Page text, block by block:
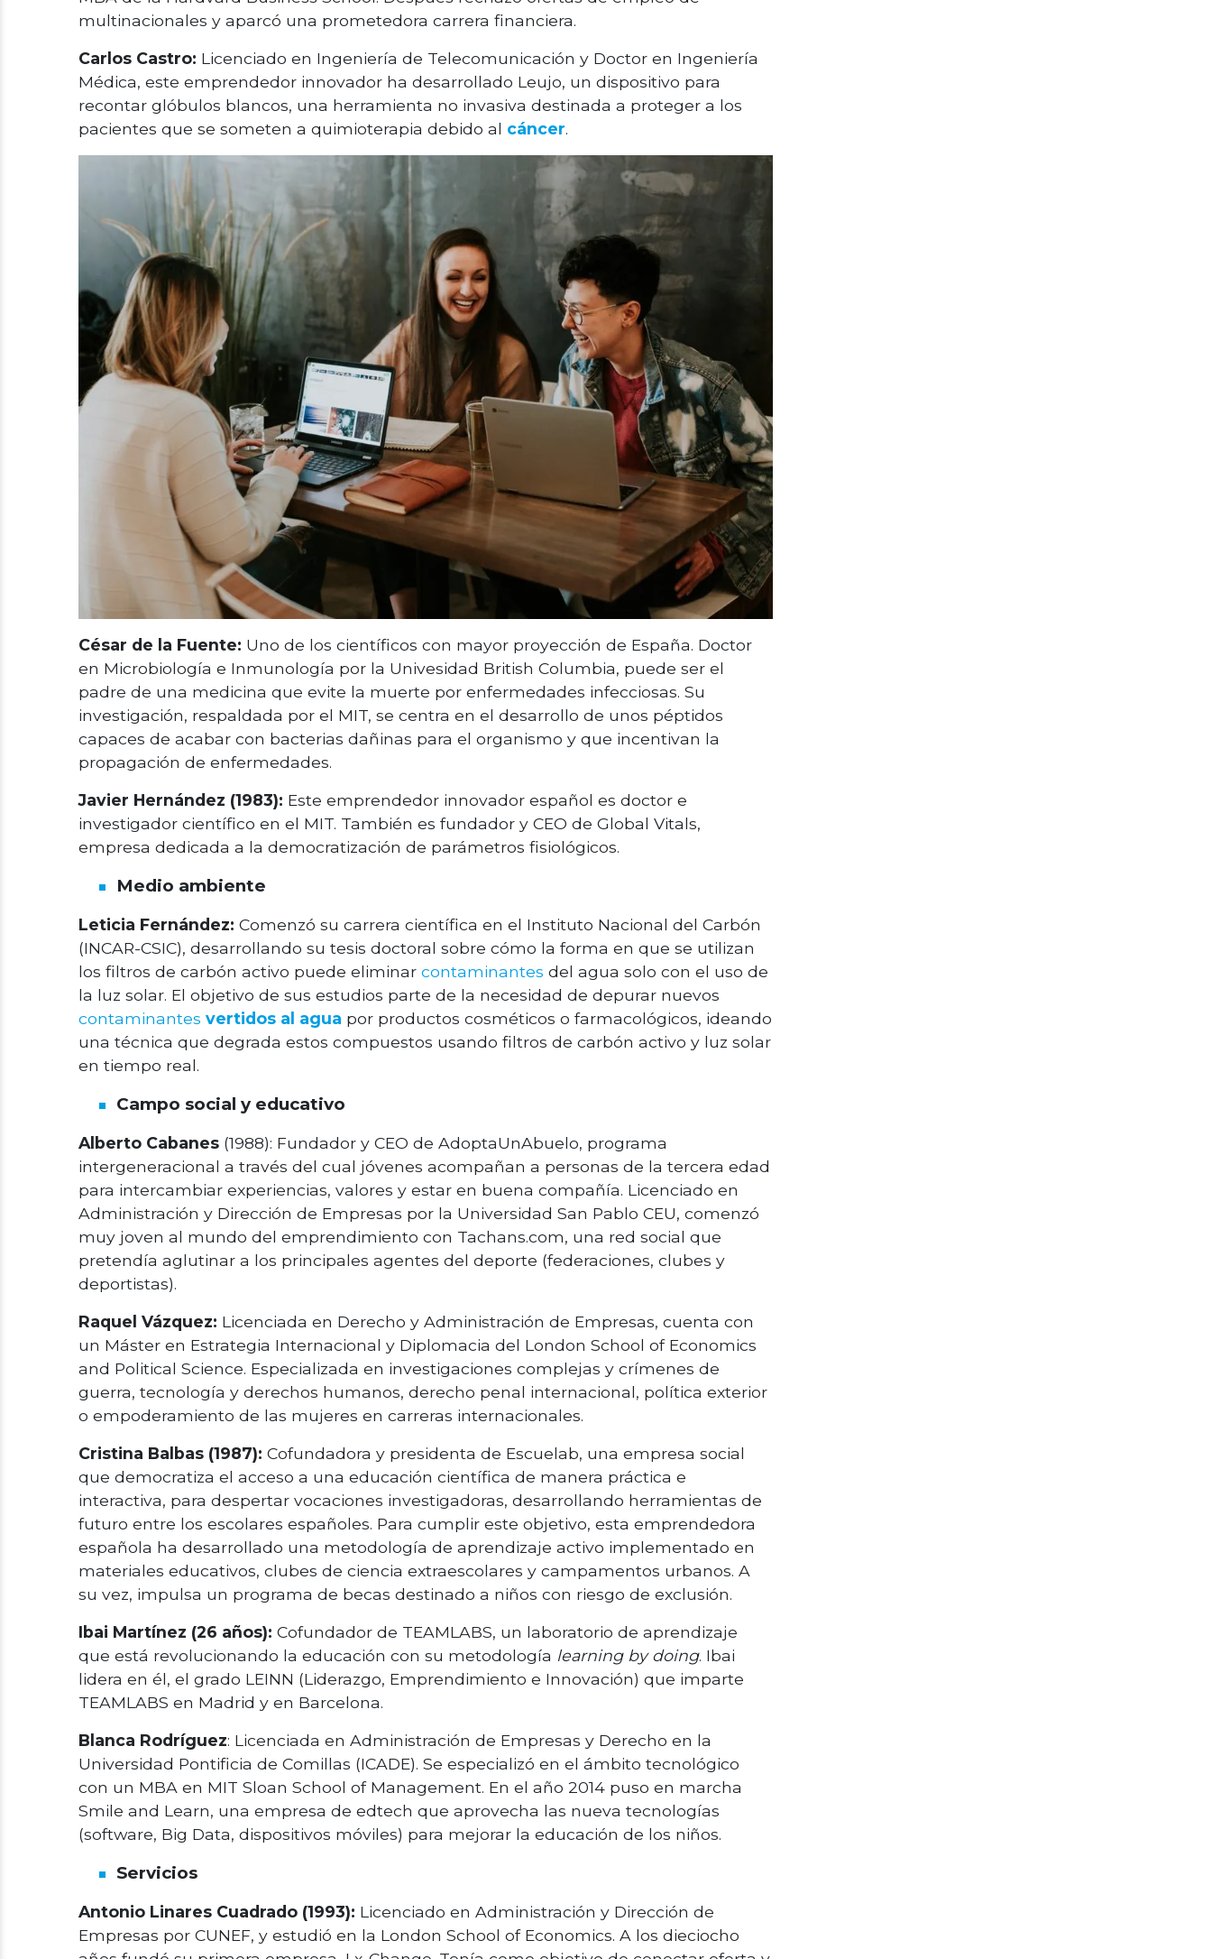
multinacionales y aparcó una prometedora carrera financiera.
Carlos Castro: Licenciado en Ingeniería de Telecomunicación y Doctor en Ingeniería
Médica, este emprendedor innovador ha desarrollado Leujo, un dispositivo para
recontar glóbulos blancos, una herramienta no invasiva destinada a proteger a los
pacientes que se someten a quimioterapia debido al cáncer.
César de la Fuente: Uno de los científicos con mayor proyección de España. Doctor
en Microbiología e Inmunología por la Univesidad British Columbia, puede ser el
padre de una medicina que evite la muerte por enfermedades infecciosas. Su
investigación, respaldada por el MIT, se centra en el desarrollo de unos péptidos
capaces de acabar con bacterias dañinas para el organismo y que incentivan la
propagación de enfermedades.
Javier Hernández (1983): Este emprendedor innovador español es doctor e
investigador científico en el MIT. También es fundador y CEO de Global Vitals,
empresa dedicada a la democratización de parámetros fisiológicos.
Medio ambiente
Leticia Fernández: Comenzó su carrera científica en el Instituto Nacional del Carbón
(INCAR-CSIC), desarrollando su tesis doctoral sobre cómo la forma en que se utilizan
los filtros de carbón activo puede eliminar contaminantes del agua solo con el uso de
la luz solar. El objetivo de sus estudios parte de la necesidad de depurar nuevos
contaminantes vertidos al agua por productos cosméticos o farmacológicos, ideando
una técnica que degrada estos compuestos usando filtros de carbón activo y luz solar
en tiempo real.
Campo social y educativo
Alberto Cabanes (1988): Fundador y CEO de AdoptaUnAbuelo, programa
intergeneracional a través del cual jóvenes acompañan a personas de la tercera edad
para intercambiar experiencias, valores y estar en buena compañía. Licenciado en
Administración y Dirección de Empresas por la Universidad San Pablo CEU, comenzó
muy joven al mundo del emprendimiento con Tachans.com, una red social que
pretendía aglutinar a los principales agentes del deporte (federaciones, clubes y
deportistas).
Raquel Vázquez: Licenciada en Derecho y Administración de Empresas, cuenta con
un Máster en Estrategia Internacional y Diplomacia del London School of Economics
and Political Science. Especializada en investigaciones complejas y crímenes de
guerra, tecnología y derechos humanos, derecho penal internacional, política exterior
o empoderamiento de las mujeres en carreras internacionales.
Cristina Balbas (1987): Cofundadora y presidenta de Escuelab, una empresa social
que democratiza el acceso a una educación científica de manera práctica e
interactiva, para despertar vocaciones investigadoras, desarrollando herramientas de
futuro entre los escolares españoles. Para cumplir este objetivo, esta emprendedora
española ha desarrollado una metodología de aprendizaje activo implementado en
materiales educativos, clubes de ciencia extraescolares y campamentos urbanos. A
su vez, impulsa un programa de becas destinado a niños con riesgo de exclusión.
Ibai Martínez (26 años): Cofundador de TEAMLABS, un laboratorio de aprendizaje
que está revolucionando la educación con su metodología learning by doing. Ibai
lidera en él, el grado LEINN (Liderazgo, Emprendimiento e Innovación) que imparte
TEAMLABS en Madrid y en Barcelona.
Blanca Rodríguez: Licenciada en Administración de Empresas y Derecho en la
Universidad Pontificia de Comillas (ICADE). Se especializó en el ámbito tecnológico
con un MBA en MIT Sloan School of Management. En el año 2014 puso en marcha
Smile and Learn, una empresa de edtech que aprovecha las nueva tecnologías
(software, Big Data, dispositivos móviles) para mejorar la educación de los niños.
Servicios
Antonio Linares Cuadrado (1993): Licenciado en Administración y Dirección de
Empresas por CUNEF, y estudió en la London School of Economics. A los dieciocho